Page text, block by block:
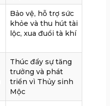
Bảo vệ, hỗ trợ sức
khỏe và thu hút tài
lộc, xua đuổi tà khí
Thúc đẩy sự tăng
trưởng và phát
triển vì Thủy sinh
Mộc